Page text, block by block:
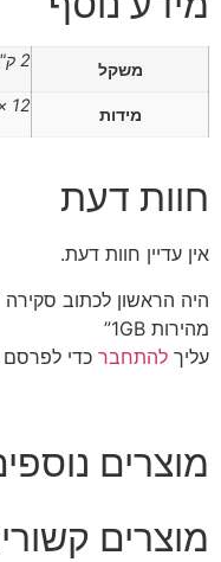
משקל 2 ק"ג
מידות 12 × 15 × 10 סנטימטרים
חוות דעת
אין עדיין חוות דעת.
מהירות 1GB”
עליך להתחבר כדי לפרסם
מוצרים
מוצרים